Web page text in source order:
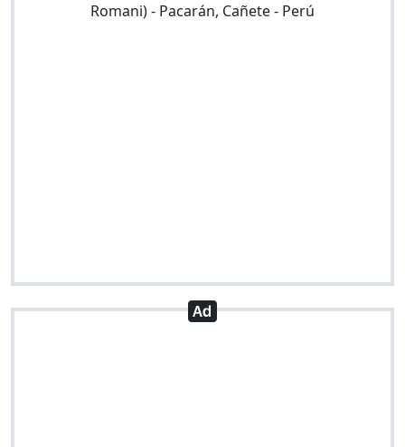
Romani)- Pacarán, Cañete- Perú